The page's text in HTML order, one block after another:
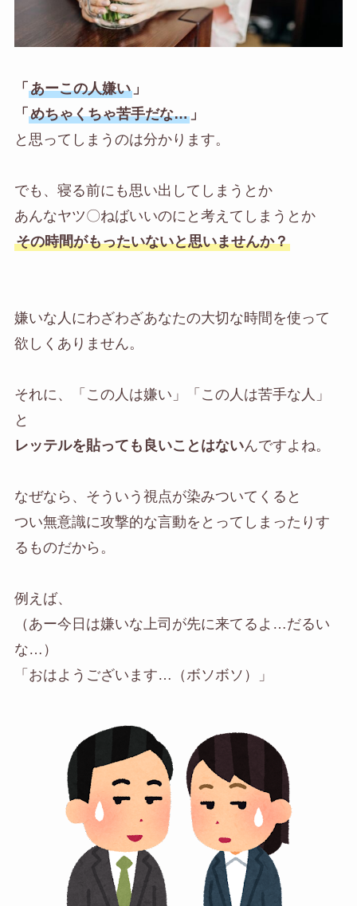
「 あーこの人嫌い」
「 めちゃくちゃ苦手だな…」
と思ってしまうのは分かります。
でも、寝る前にも思い出してしまうとか
あんなヤツ〇ねばいいのにと考えてしまうとか
その時間がもったいないと思いませんか？
嫌いな人にわざわざあなたの大切な時間を使って
欲しくありません。
それに、「この人は嫌い」「この人は苦手な人」
と
レッテルを貼っても良いことはないんですよね。
なぜなら、そういう視点が染みついてくると
つい無意識に攻撃的な言動をとってしまったりす
るものだから。
例えば、
（あー今日は嫌いな上司が先に来てるよ…だるい
な…）
「おはようございます…（ボソボソ）」